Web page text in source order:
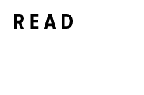
Inhalt